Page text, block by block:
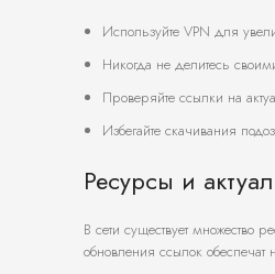
Используйте VPN для
Никогда не делитесь
Проверяйте ссылки на
Избегайте скачивания
Ресурсы и
В сети существует
обновления ссылок обеспечат